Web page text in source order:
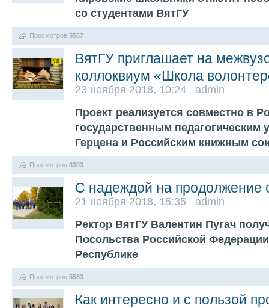
со студентами ВятГУ
Просмотров 5567
ВятГУ приглашает на
коллоквиум «Школа
23 ноября 2018, 10:24 admin
Проект реализуется совместно в
государственным педагогическим
Герцена и Российским книжным
Просмотров 6303
С надеждой на продолжение
21 ноября 2018, 15:35 admin
Ректор ВятГУ Валентин Пугач
Посольства Российской
Республике
Просмотров 5583
Как интересно и с пользой